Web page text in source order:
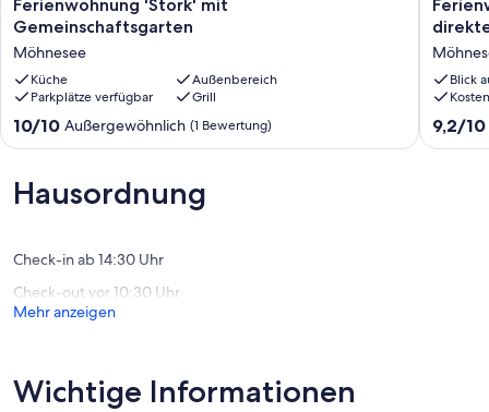
'Stork'
Gemeinschaftsgarten
Möhnesee
Ferienwohnung 'Stork' mit
Gemeinschaftsgarten
Möhnesee
Küche
Außenbereich
Parkplätze verfügbar
Grill
10.0
von
Außergewöhnlich,
(1
10/10 Außergewöhnlich (1 Bewertung)
Seeloft
Balkon
und
Seeblick
am
Blick
9.2
von
9,2/10
Hausordnung
Check-in ab 14:30 Uhr
Check-out vor 10:30 Uhr
Mehr anzeigen
Wichtige Informationen